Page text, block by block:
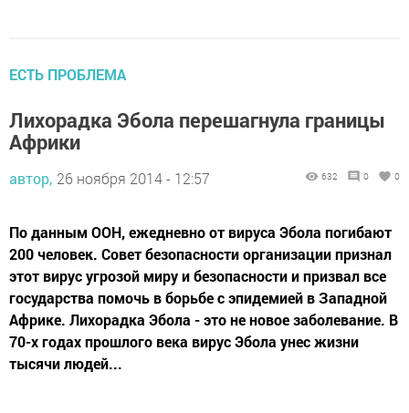
ЕСТЬ ПРОБЛЕМА
Лихорадка Эбола перешагнула границы
Африки
автор, 26 ноября 2014 - 12:57 632 0 0
По данным ООН, ежедневно от вируса Эбола погибают
200 человек. Совет безопасности организации признал
этот вирус угрозой миру и безопасности и призвал все
государства помочь в борьбе с эпидемией в Западной
Африке. Лихорадка Эбола - это не новое заболевание. В
70-х годах прошлого века вирус Эбола унес жизни
тысячи людей...